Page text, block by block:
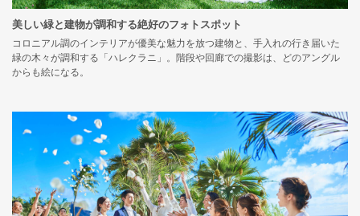
美しい緑と建物が調和する絶好のフォトスポット
コロニアル調のインテリアが優美な魅力を放つ建物と、手入れの行き届いた
緑の木々が調和する「ハレクラニ」。階段や回廊での撮影は、どのアングル
からも絵になる。